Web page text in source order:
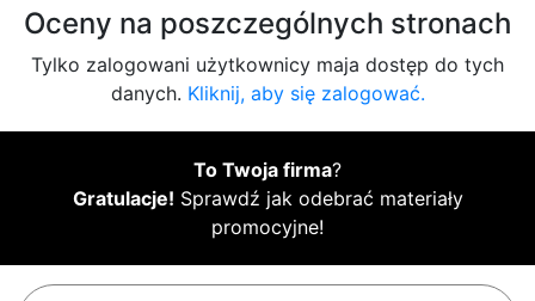
Oceny na poszczególnych stronach
Tylko zalogowani użytkownicy maja dostęp do tych
danych. Kliknij, aby się zalogować.
To Twoja firma?
Gratulacje! Sprawdź jak odebrać materiały
promocyjne!